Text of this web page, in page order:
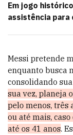
Em jogo
assistência para
Messi pretende
enquanto busca
consolidando
sua vez, planeja
pelo menos, três
ou até mais,
até os 41 anos.